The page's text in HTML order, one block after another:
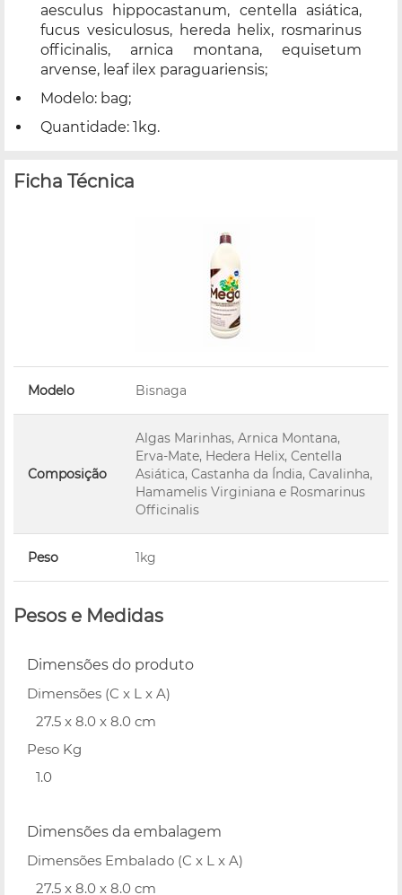
aesculus hippocastanum, centella asiática,
fucus vesiculosus, hereda helix, rosmarinus
officinalis, arnica montana, equisetum
arvense, leaf ilex paraguariensis;
Modelo: bag;
Quantidade: 1kg.
Ficha Técnica
Modelo Bisnaga
Composição
Algas Marinhas, Arnica Montana,
Erva-Mate, Hedera Helix, Centella
Asiática, Castanha da Índia, Cavalinha,
Hamamelis Virginiana e Rosmarinus
Officinalis
Peso 1kg
Pesos e Medidas
Dimensões do produto
Dimensões (C x L x A)
27.5 x 8.0 x 8.0 cm
Peso Kg
1.0
Dimensões da embalagem
Dimensões Embalado (C x L x A)
27.5 x 8.0 x 8.0 cm